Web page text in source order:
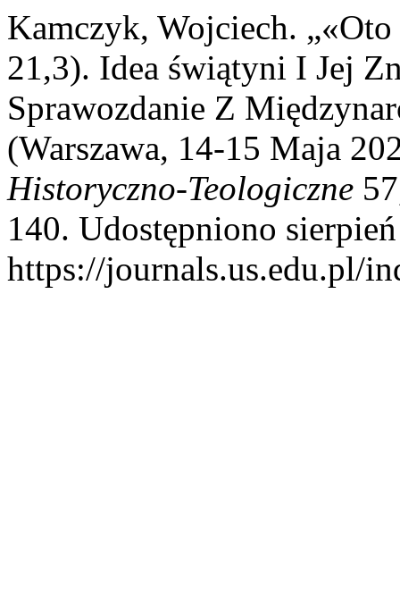
Kamczyk, Wojciech.
21,3). Idea świątyni I Jej
Sprawozdanie Z
(Warszawa, 14-15 Maja
Historyczno-Teologiczne
140. Udostępniono
https://journals.us.edu.pl/